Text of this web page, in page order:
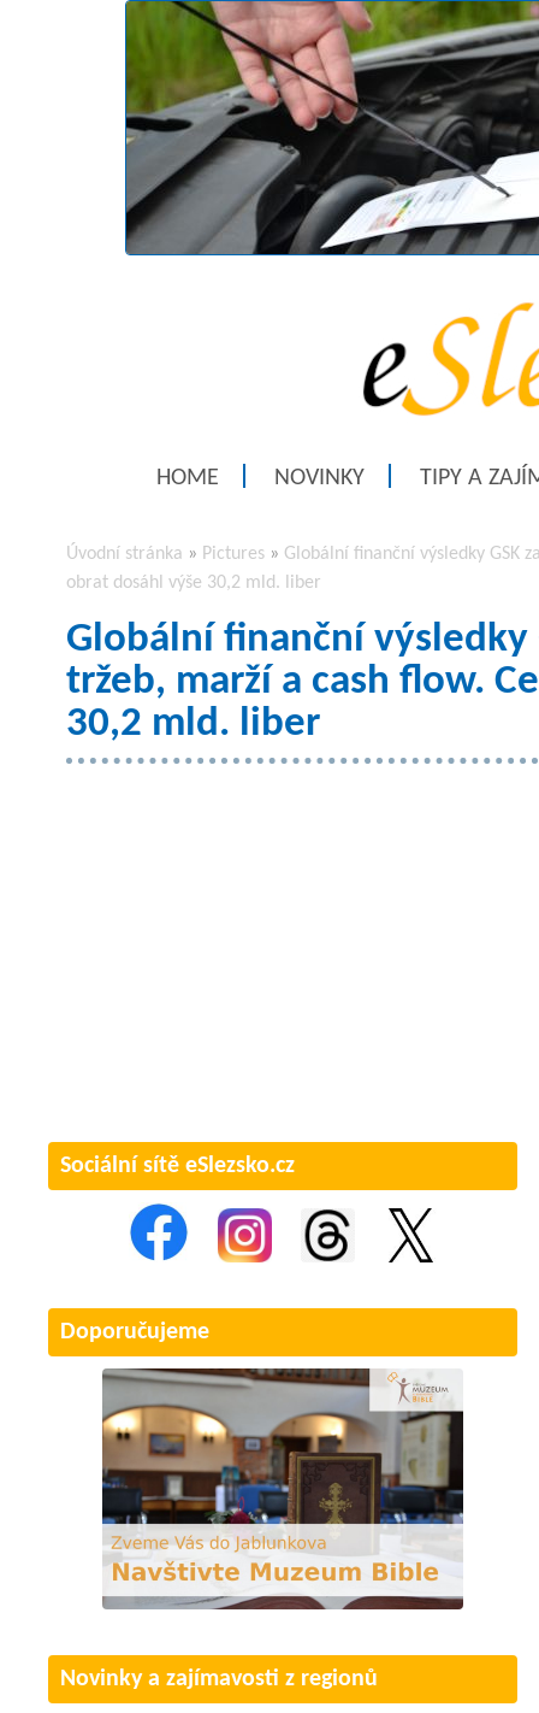
HOME NOVINKY TIPY A
Úvodní stránka » Pictures » Globální finanční výsledky GSK
obrat dosáhl výše 30,2 mld. liber
Globální finanční výsledky
tržeb, marží a cash flow.
30,2 mld. liber
Sociální sítě eSlezsko.cz
Doporučujeme
Novinky a zajímavosti z regionů